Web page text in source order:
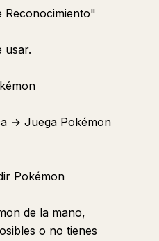
usar.
→ Juega Pokémon
Pokémon
de la mano,
o no tienes